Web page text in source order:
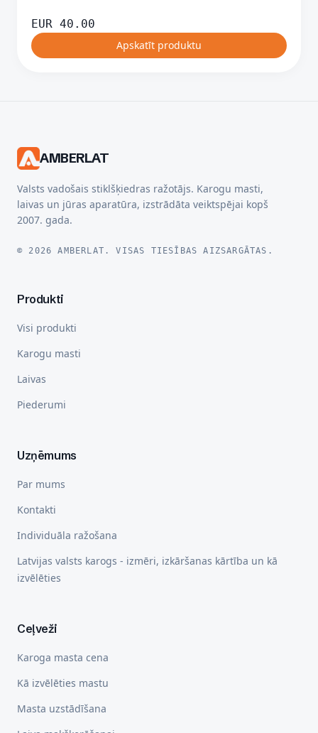
EUR 40.00
Apskatīt produktu
AMBERLAT
Valsts vadošais stiklšķiedras ražotājs. Karogu masti,
laivas un jūras aparatūra, izstrādāta veiktspējai kopš
2007. gada.
© 2026 AMBERLAT. VISAS TIESĪBAS AIZSARGĀTAS.
Produkti
Visi produkti
Karogu masti
Laivas
Piederumi
Uzņēmums
Par mums
Kontakti
Individuāla ražošana
Latvijas valsts karogs - izmēri, izkāršanas kārtība un kā
izvēlēties
Ceļveži
Karoga masta cena
Kā izvēlēties mastu
Masta uzstādīšana